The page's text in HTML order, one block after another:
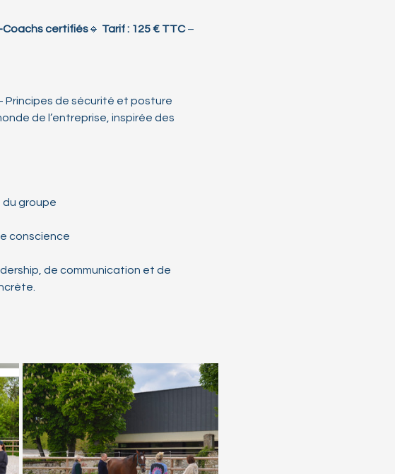
Coachs certifiés🔹 Tarif : 125 € TTC –
Principes de sécurité et posture
de l’entreprise, inspirée des
du groupe
conscience
de communication et de